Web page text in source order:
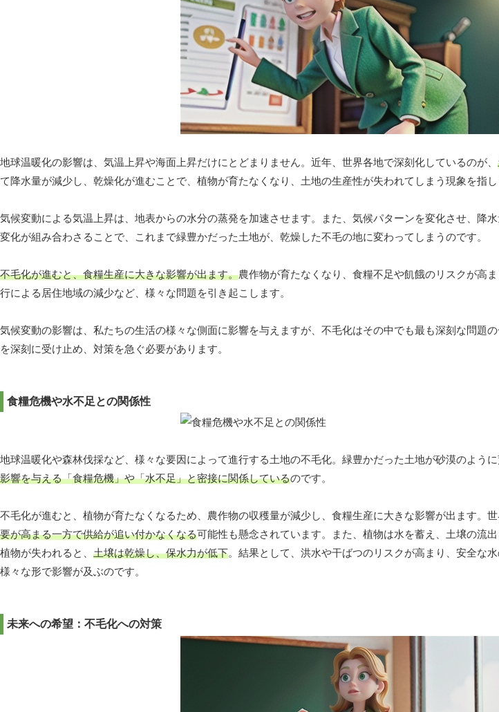
地球温暖化の影響は、気温上昇や海面上昇だけにとどまりません。近年、世界各地で深刻化しているのが、
て降水量が減少し、乾燥化が進むことで、植物が育たなくなり、土地の生産性が失われてしまう現象を指し
気候変動による気温上昇は、地表からの水分の蒸発を加速させます。また、気候パターンを変化させ、降
変化が組み合わさることで、これまで緑豊かだった土地が、乾燥した不毛の地に変わってしまうのです。
不毛化が進むと、食糧生産に大きな影響が出ます。農作物が育たなくなり、食糧不足や飢餓のリスクが高
行による居住地域の減少など、様々な問題を引き起こします。
気候変動の影響は、私たちの生活の様々な側面に影響を与えますが、不毛化はその中でも最も深刻な問題
を深刻に受け止め、対策を急ぐ必要があります。
食糧危機や水不足との関係性
地球温暖化や森林伐採など、様々な要因によって進行する土地の不毛化。緑豊かだった土地が砂漠のように
影響を与える「食糧危機」や「水不足」と密接に関係しているのです。
不毛化が進むと、植物が育たなくなるため、農作物の収穫量が減少し、食糧生産に大きな影響が出ます。
要が高まる一方で供給が追い付かなくなる可能性も懸念されています。また、植物は水を蓄え、土壌の流
植物が失われると、 土壌は乾燥し、保水力が低下。結果として、洪水や干ばつのリスクが高まり、安全な
様々な形で影響が及ぶのです。
未来への希望：不毛化への対策